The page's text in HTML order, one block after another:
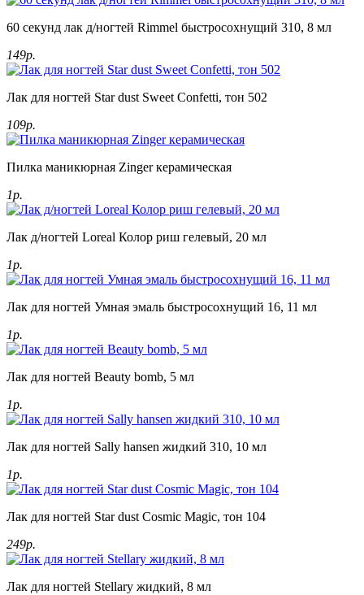
60 секунд лак д/ногтей Rimmel быстросохнущий 310, 8 мл
149р.
Лак для ногтей Star dust Sweet Confetti, тон 502
109р.
Пилка маникюрная Zinger керамическая
1р.
Лак д/ногтей Loreal Колор риш гелевый, 20 мл
1р.
Лак для ногтей Умная эмаль быстросохнущий 16, 11 мл
1р.
Лак для ногтей Beauty bomb, 5 мл
1р.
Лак для ногтей Sally hansen жидкий 310, 10 мл
1р.
Лак для ногтей Star dust Cosmic Magic, тон 104
249р.
Лак для ногтей Stellary жидкий, 8 мл